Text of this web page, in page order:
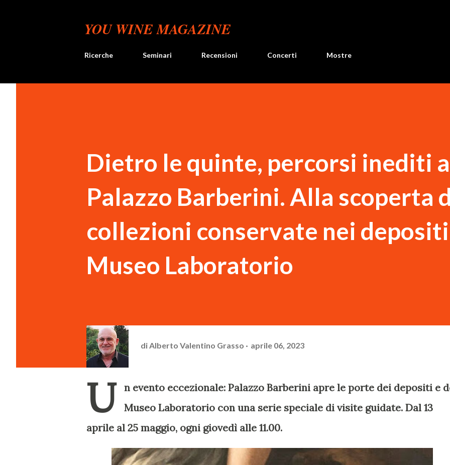
YOU WINE MAGAZINE
Ricerche Seminari Recensioni Concerti Mostre
Dietro le quinte, percorsi inediti a
Palazzo Barberini. Alla scoperta
collezioni conservate nei
Museo Laboratorio
di Alberto Valentino Grasso aprile 06, 2023
U
n evento eccezionale: Palazzo Barberini apre le porte dei depositi e
Museo Laboratorio con una serie speciale di visite guidate. Dal 13
aprile al 25 maggio, ogni giovedì alle 11.00.